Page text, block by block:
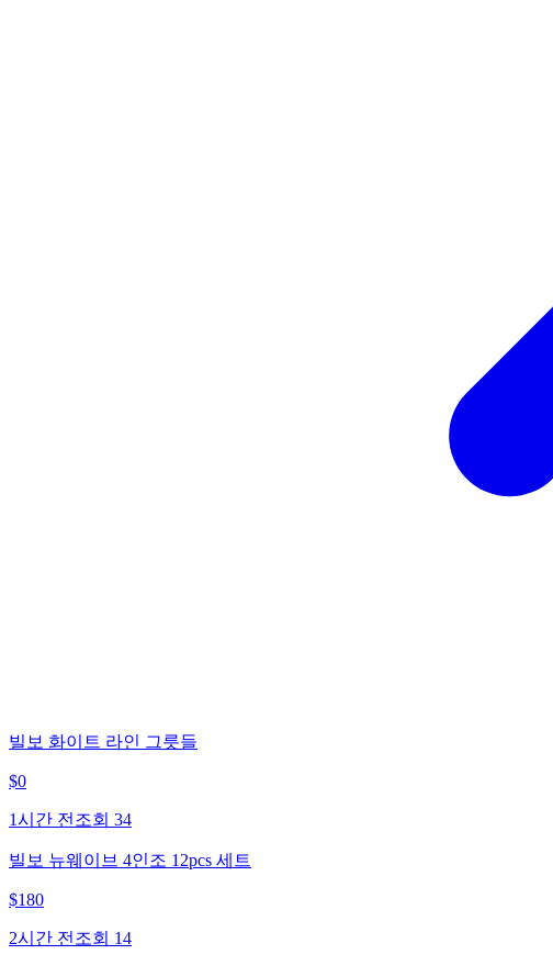
빌보 화이트 라인 그릇들
$0
1시간 전 조회 34
빌보 뉴웨이브 4인조 12pcs 세트
$180
2시간 전 조회 14